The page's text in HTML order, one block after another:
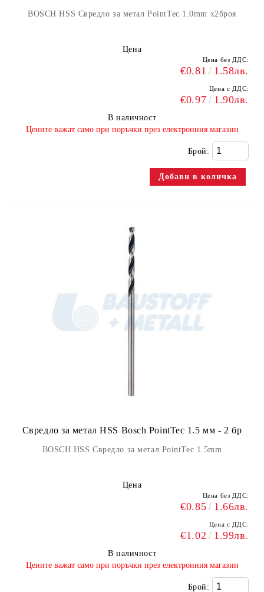
BOSCH HSS Свредло за метал PointTec 1.0mm x2броя
Цена
Цена без ДДС:
€0.81 1.58лв.
Цена с ДДС:
€0.97 1.90лв.
В наличност
​Цените важат само при поръчки през електронния магазин
Брой:
Свредло за метал HSS Bosch PointTec 1.5 мм - 2 бр
BOSCH HSS Свредло за метал PointTec 1.5mm
Цена
Цена без ДДС:
€0.85 1.66лв.
Цена с ДДС:
€1.02 1.99лв.
В наличност
​Цените важат само при поръчки през електронния магазин
Брой: